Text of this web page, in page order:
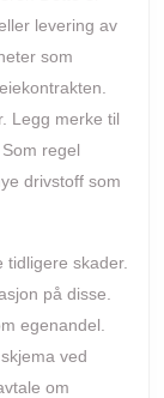
levering av
som
Legg merke til
regel
drivstoff som
skader.
på disse.
egenandel.
ved
om